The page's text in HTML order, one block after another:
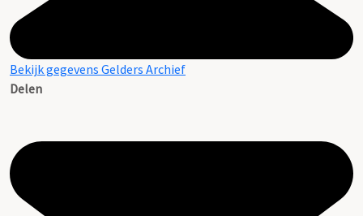
Bekijk gegevens Gelders Archief
Delen